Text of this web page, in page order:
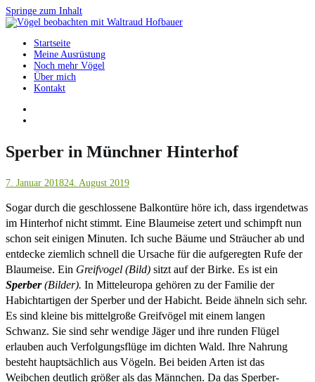
Springe zum Inhalt
Vögel beobachten mit Waltraud Hofbauer
Startseite
Meine Ausrüstung
Noch mehr Vögel
Über mich
Kontakt
Sperber in Münchner Hinterhof
7. Januar 201824. August 2019
Sogar durch die geschlossene Balkontüre höre ich, dass irgendetwas
im Hinterhof nicht stimmt. Eine Blaumeise zetert und schimpft nun
schon seit einigen Minuten. Ich suche Bäume und Sträucher ab und
entdecke ziemlich schnell die Ursache für die aufgeregten Rufe der
Blaumeise. Ein Greifvogel (Bild) sitzt auf der Birke. Es ist ein
Sperber(Bilder). In Mitteleuropa gehören zu der Familie der
Habichtartigen der Sperber und der Habicht. Beide ähneln sich sehr.
Es sind kleine bis mittelgroße Greifvögel mit einem langen
Schwanz. Sie sind sehr wendige Jäger und ihre runden Flügel
erlauben auch Verfolgungsflüge im dichten Wald. Ihre Nahrung
besteht hauptsächlich aus Vögeln. Bei beiden Arten ist das
Weibchen deutlich größer als das Männchen. Da das Sperber-